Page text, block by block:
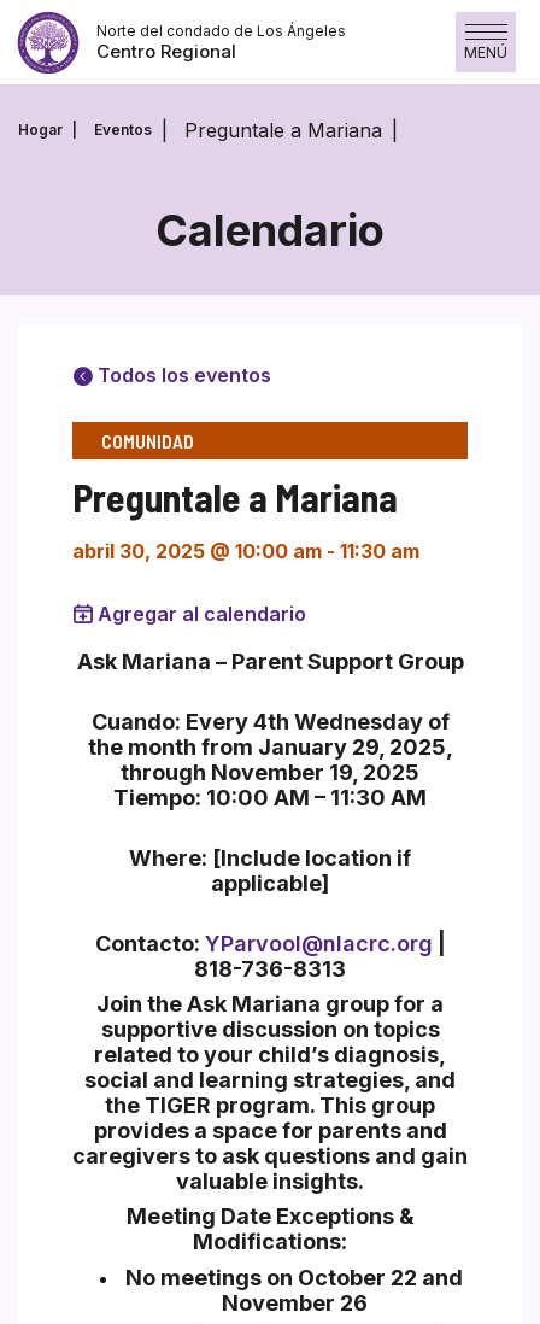
Saltar
contenido
Norte del condado de Los Ángeles
Centro Regional MENÚ
Hogar Eventos Preguntale a Mariana
Calendario
Todos los eventos
COMUNIDAD
Preguntale a Mariana
abril 30, 2025 @ 10:00 am - 11:30 am
Agregar al calendario
Section heading
Ask Mariana – Parent Support Group
Cuando: Every 4th Wednesday of
the month from January 29, 2025,
through November 19, 2025
Tiempo: 10:00 AM – 11:30 AM
Where: [Include location if
applicable]
Contacto: YParvool@nlacrc.org
818-736-8313
Join theAsk Mariana group for a
supportive discussion on topics
related to your child’s diagnosis,
social and learning strategies, and
the TIGER program. This group
provides a space for parents and
caregivers to ask questions and gain
valuable insights.
Meeting Date Exceptions &
Modifications:
No meetings on October 22 and
November 26